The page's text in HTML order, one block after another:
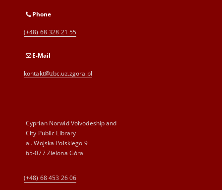
Phone
(+48) 68 328 21 55
E-Mail
kontakt@zbc.uz.zgora.pl
Cyprian Norwid Voivodeship and
City Public Library
al. Wojska Polskiego 9
65-077 Zielona Góra
(+48) 68 453 26 06